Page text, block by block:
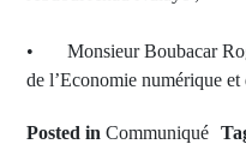
• Monsieur Boubacar
de l’Economie numérique
Posted in Communiqué